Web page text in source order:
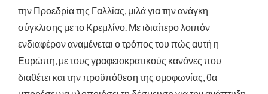
την Προεδρία της Γαλλίας, μιλά για την ανάγκη
σύγκλισης με το Κρεμλίνο. Με ιδιαίτερο λοιπόν
ενδιαφέρον αναμένεται ο τρόπος του πώς αυτή η
Ευρώπη, με τους γραφειοκρατικούς κανόνες που
διαθέτει και την προϋπόθεση της ομοφωνίας, θα